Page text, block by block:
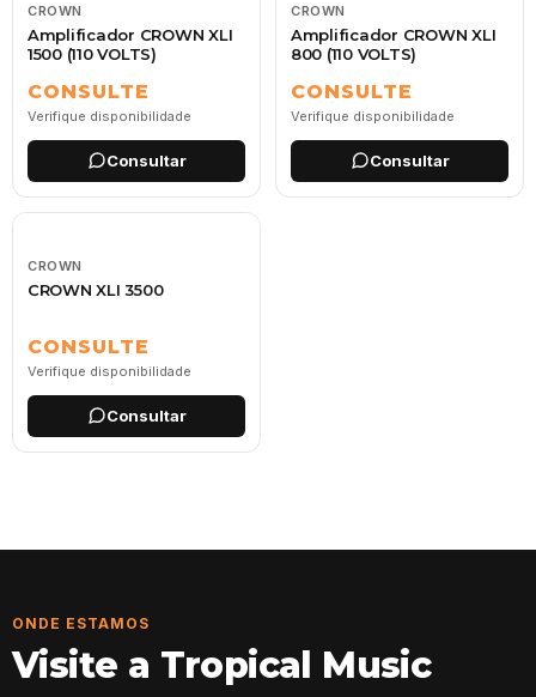
CROWN
Amplificador CROWN XLI
1500 (110 VOLTS)
CONSULTE
Verifique disponibilidade
Consultar
CROWN
Amplificador CROWN XLI
800 (110 VOLTS)
CONSULTE
Verifique disponibilidade
Consultar
CROWN
CROWN XLI 3500
CONSULTE
Verifique disponibilidade
Consultar
ONDE ESTAMOS
Visite a Tropical Music